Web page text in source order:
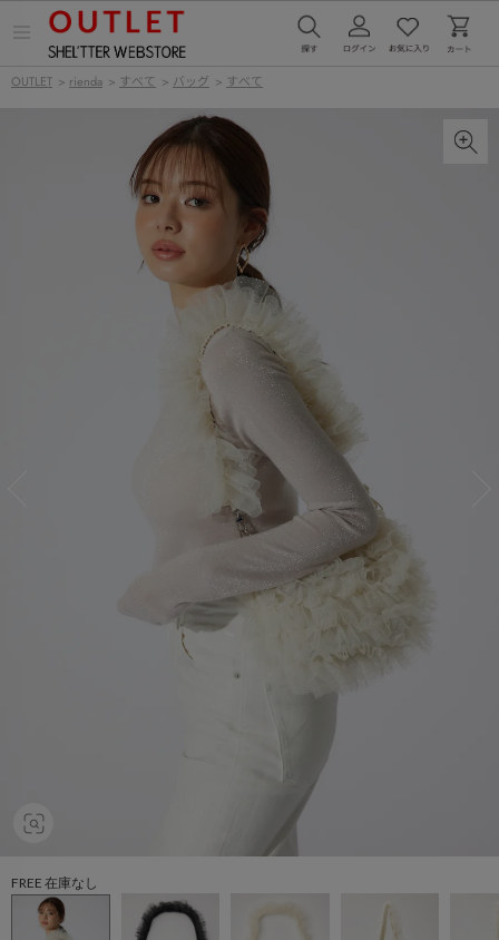
ー
OUTLET > rienda > すべて > バッグ > すべて
FREE 在庫なし